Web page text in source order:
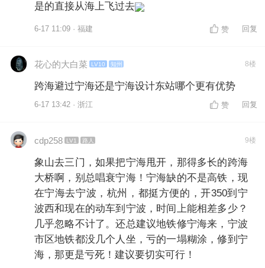
是的直接从海上飞过去
6-17 11:09 · 福建 赞 回复
花心的大白菜 LV10 知州 8楼
跨海避过宁海还是宁海设计东站哪个更有优势
6-17 13:42 · 浙江 赞 回复
cdp258 LV1 路人 9楼
象山去三门，如果把宁海甩开，那得多长的跨海
大桥啊，别总唱衰宁海！宁海缺的不是高铁，现
在宁海去宁波，杭州，都挺方便的，开350到宁
波西和现在的动车到宁波，时间上能相差多少？
几乎忽略不计了。还总建议地铁修宁海来，宁波
市区地铁都没几个人坐，亏的一塌糊涂，修到宁
海，那更是亏死！建议要切实可行！